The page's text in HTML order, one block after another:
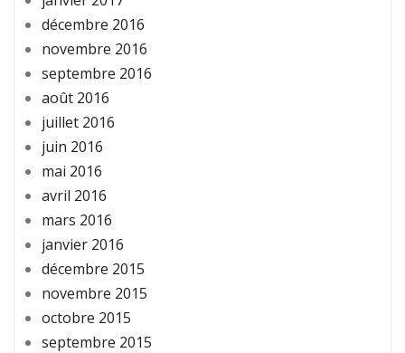
décembre 2016
novembre 2016
septembre 2016
août 2016
juillet 2016
juin 2016
mai 2016
avril 2016
mars 2016
janvier 2016
décembre 2015
novembre 2015
octobre 2015
septembre 2015